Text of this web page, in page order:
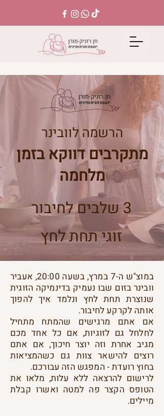
הרשמה לוובינר
מתקרבים דווקא בזמן
מלחמה
3 שלבים לחיבור
זוגי תחת לחץ
במוצ"ש ה-7 במרץ, בשעה 20:00, אעביר
וובינר בזום שבו נעמיק בדינמיקה הזוגית
שנוצרת תחת לחץ ונלמד איך להפוך
אותה לקרקע לחיבור.
אם אתם מרגישים שהמתח מתחיל
לחלחל גם לזוגיות, אם כל אחד מכם
מגיב אחרת וזה יוצר חיכוך, אם אתם
רוצים להישאר צוות גם כשהמציאות
בחוץ רועדת - המפגש הזה עבורכם.
לרישום להרצאה ללא עלות, מלאו את
הטופס הקצר פה למטה ואשרו קבלת
מיילים.